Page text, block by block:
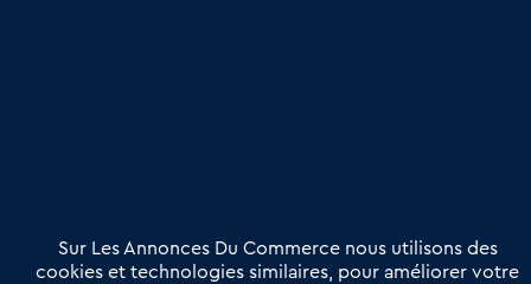
Offres Pro
Actualités
Qui sommes nous ?
Sur Les Annonces Du Commerce nous utilisons des
cookies et technologies similaires, pour améliorer votre